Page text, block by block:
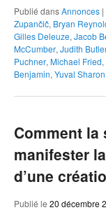
Publié dansAnnonces |
Zupančič, Bryan
Gilles Deleuze, Jacob
McCumber, Judith
Puchner, Michael Fried,
Benjamin, Yuval Sharon
Comment la
manifester
d’une
Publié le 20 décembre